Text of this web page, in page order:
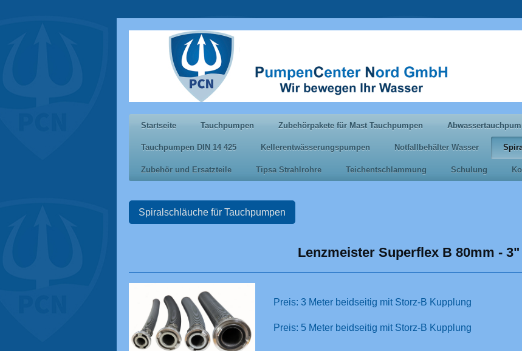
Startseite Tauchpumpen Zubehörpakete für Mast Tauchpumpen
Tauchpumpen DIN 14 425 Kellerentwässerungspumpen Notfallbehälter Wasser
Zubehör und Ersatzteile Tipsa Strahlrohre Teichentschlammung Schulung
Spiralschläuche für Tauchpumpen
Lenzmeister Superflex B 80mm - 3"
Preis: 3 Meter beidseitig mit Storz-B Kupplung
Preis: 5 Meter beidseitig mit Storz-B Kupplung